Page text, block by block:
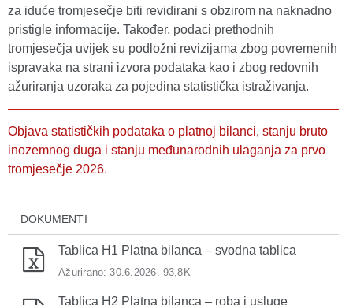
za iduće tromjesečje biti revidirani s obzirom na naknadno
pristigle informacije. Također, podaci prethodnih
tromjesečja uvijek su podložni revizijama zbog povremenih
ispravaka na strani izvora podataka kao i zbog redovnih
ažuriranja uzoraka za pojedina statistička istraživanja.
Objava statističkih podataka o platnoj bilanci, stanju bruto
inozemnog duga i stanju međunarodnih ulaganja za prvo
tromjesečje 2026.
DOKUMENTI
Tablica H1 Platna bilanca – svodna tablica
Ažurirano: 30.6.2026. 93,8K
Tablica H2 Platna bilanca – roba i usluge